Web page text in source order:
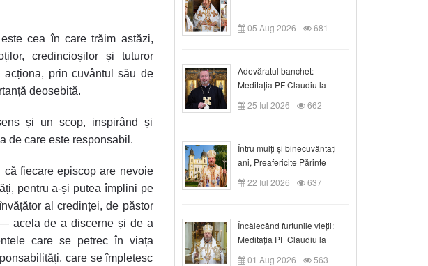
cea în care trăim astăzi,
credincioșilor și tuturor
prin cuvântul său de
deosebită.
și un scop, inspirând și
de care este responsabil.
că fiecare episcop are nevoie
pentru a-și putea împlini pe
al credinței, de păstor
acela de a discerne și de a
care se petrec în viața
care se împletesc
05 Aug 2026 681
Adevăratul banchet:
Meditația PF Claudiu la
Duminica a VIII-a după
Rusalii
25 Iul 2026 662
Întru mulți și binecuvântați
ani, Preafericite Părinte
Claudiu!
22 Iul 2026 637
Încălecând furtunile vieții:
Meditația PF Claudiu la
Duminica a IX-a după Rusalii
01 Aug 2026 563